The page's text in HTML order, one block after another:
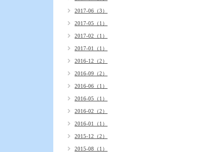
2017-06（3）
2017-05（1）
2017-02（1）
2017-01（1）
2016-12（2）
2016-09（2）
2016-06（1）
2016-05（1）
2016-02（2）
2016-01（1）
2015-12（2）
2015-08（1）